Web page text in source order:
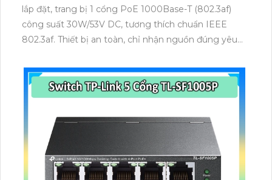
lắp đặt, trang bị 1 cổng PoE 1000Base-T (802.3af)
công suất 30W/53V DC, tương thích chuẩn IEEE
802.3af. Thiết bị an toàn, chỉ nhận nguồn đúng yêu
UL/cUL và GS, đảm bảo cung cấp nguồn ổn định cho
các thiết bị Wi-Fi.